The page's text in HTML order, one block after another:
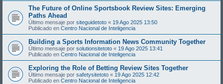
The Future of Online Sportsbook Review Sites: Emerging
Paths Ahead
Último mensaje por siteguidetoto « 19 Ago 2025 13:50
Publicado en Centro Nacional de Inteligencia
Building a Sports Information News Community Together
Último mensaje por solutionsitetoto « 19 Ago 2025 13:41
Publicado en Centro Nacional de Inteligencia
Exploring the Role of Betting Review Sites Together
Último mensaje por safetysitetoto « 19 Ago 2025 12:42
Publicado en Centro Nacional de Inteligencia